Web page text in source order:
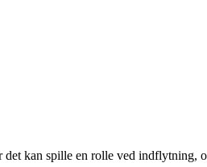
kan spille en rolle ved indflytning,